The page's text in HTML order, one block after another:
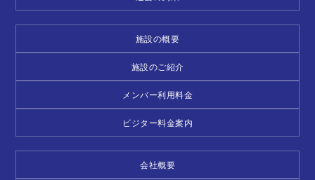
施設の概要
施設のご紹介
メンバー利用料金
ビジター料金案内
会社概要